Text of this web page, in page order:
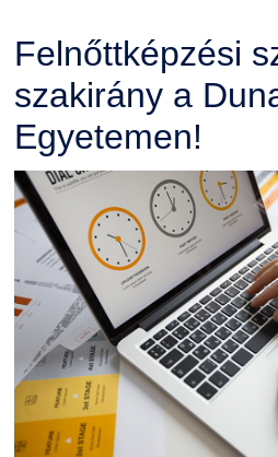
Felnőttképzési
szakirány a
Egyetemen!